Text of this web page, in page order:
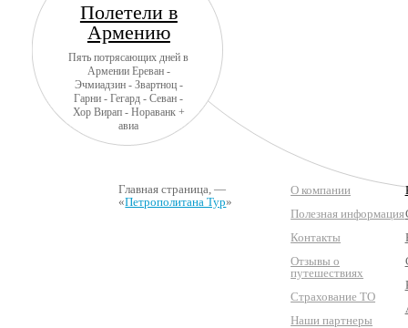
Полетели в
Армению
Пять потрясающих дней в
Армении Ереван -
Эчмиадзин - Звартноц -
Гарни - Гегард - Севан -
Хор Вирап - Нораванк +
авиа
Главная страница, —
«Петрополитана Тур»
О компании
Полезная информация
Контакты
Отзывы о
путешествиях
Страхование ТО
Наши партнеры